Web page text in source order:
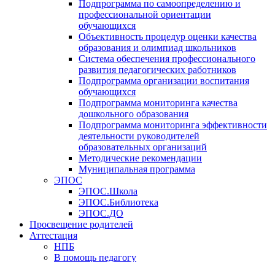
Подпрограмма по самоопределению и
профессиональной ориентации
обучающихся
Объективность процедур оценки качества
образования и олимпиад школьников
Система обеспечения профессионального
развития педагогических работников
Подпрограмма организации воспитания
обучающихся
Подпрограмма мониторинга качества
дошкольного образования
Подпрограмма мониторинга эффективности
деятельности руководителей
образовательных организаций
Методические рекомендации
Муниципальная программа
ЭПОС
ЭПОС.Школа
ЭПОС.Библиотека
ЭПОС.ДО
Просвещение родителей
Аттестация
НПБ
В помощь педагогу